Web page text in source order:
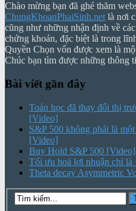
Chào mừng bạn đã ghé thăm
ChungKhoanPhaiSinh.net là nơi
cũng như những nhận định về
chứng khoán, đặc biệt là trong
Quyền Chọn vốn được xem là
Chúc bạn tìm được những thông
Bài viết gần đây
Toán học đã thay đổi thị
[Video]
S&P 500 không phải là
[Video]
Buy Hold S&P 500 [Video]
Tối ưu hoá lợi nhuận chỉ là
Theta decay Asymmetric